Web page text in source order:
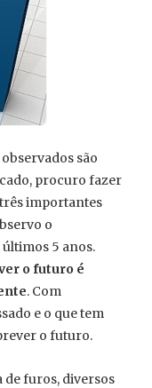
são
procuro fazer
importantes
o
5 anos.
o futuro é
. Com
e o que tem
o futuro.
de furos, diversos